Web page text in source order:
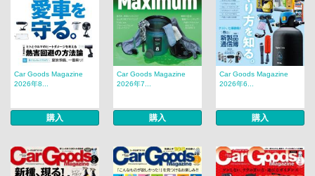
Car Goods Magazine
2026年8...
購入
Car Goods Magazine
2026年7...
購入
Car Goods Magazine
2026年6...
購入